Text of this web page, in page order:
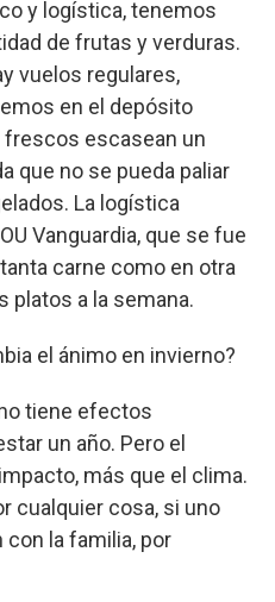
y logística, tenemos
de frutas y verduras.
vuelos regulares,
en el depósito
escasean un
que no se pueda paliar
La logística
Vanguardia, que se fue
carne como en otra
platos a la semana.
el ánimo en invierno?
tiene efectos
un año. Pero el
más que el clima.
cualquier cosa, si uno
la familia, por